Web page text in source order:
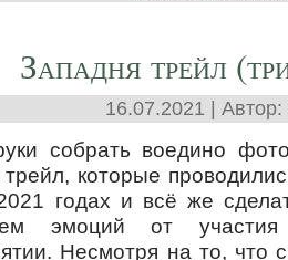
Западня трейл
16.07.2021 | Автор:
собрать воедино
трейл, которые
годах и всё же
эмоций от
Несмотря на то, что